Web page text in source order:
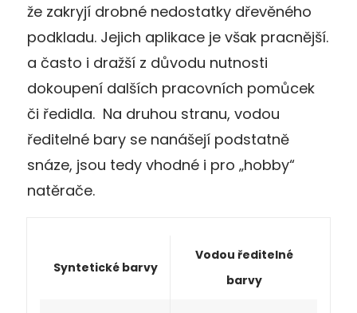
že zakryjí drobné nedostatky dřevěného
podkladu. Jejich aplikace je však pracnější.
a často i dražší z důvodu nutnosti
dokoupení dalších pracovních pomůcek
či ředidla. Na druhou stranu, vodou
ředitelné bary se nanášejí podstatně
snáze, jsou tedy vhodné i pro „hobby“
natěrače.
Syntetické barvy
Vodou ředitelné
barvy